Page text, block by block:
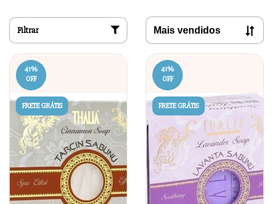
Filtrar
41%
OFF
FRETE GRÁTIS
41%
OFF
FRETE GRÁTIS